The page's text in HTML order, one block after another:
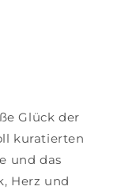
Glück der
kuratierten
und das
Herz und